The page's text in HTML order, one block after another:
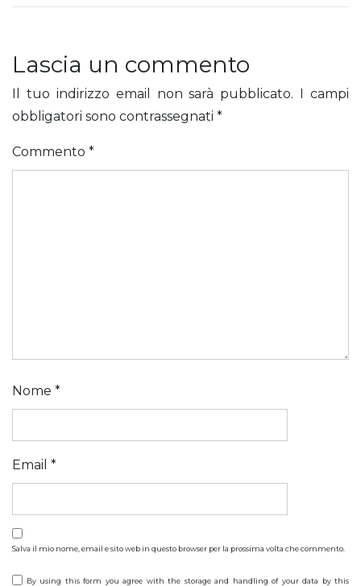
Lascia un commento
Il tuo indirizzo email non sarà pubblicato.
I campi
obbligatori sono contrassegnati *
Commento *
Nome *
Email *
Salva il mio nome, email e sito web in questo browser per la prossima volta che commento.
By using this form you agree with the storage and handling of your data by this